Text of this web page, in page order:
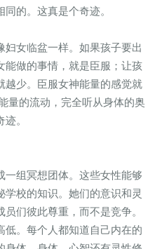
的。这真是个奇迹。
女临盆一样。如果孩子要出
能做的事情，就是臣服；让孩
越少。臣服女神能量的感觉就
量的流动，完全听从身体的奥
。
一组冥想团体。这些女性能够
校的知识。她们的意识和灵
们彼此尊重，而不是竞争。
低。每个人都知道自己内在的